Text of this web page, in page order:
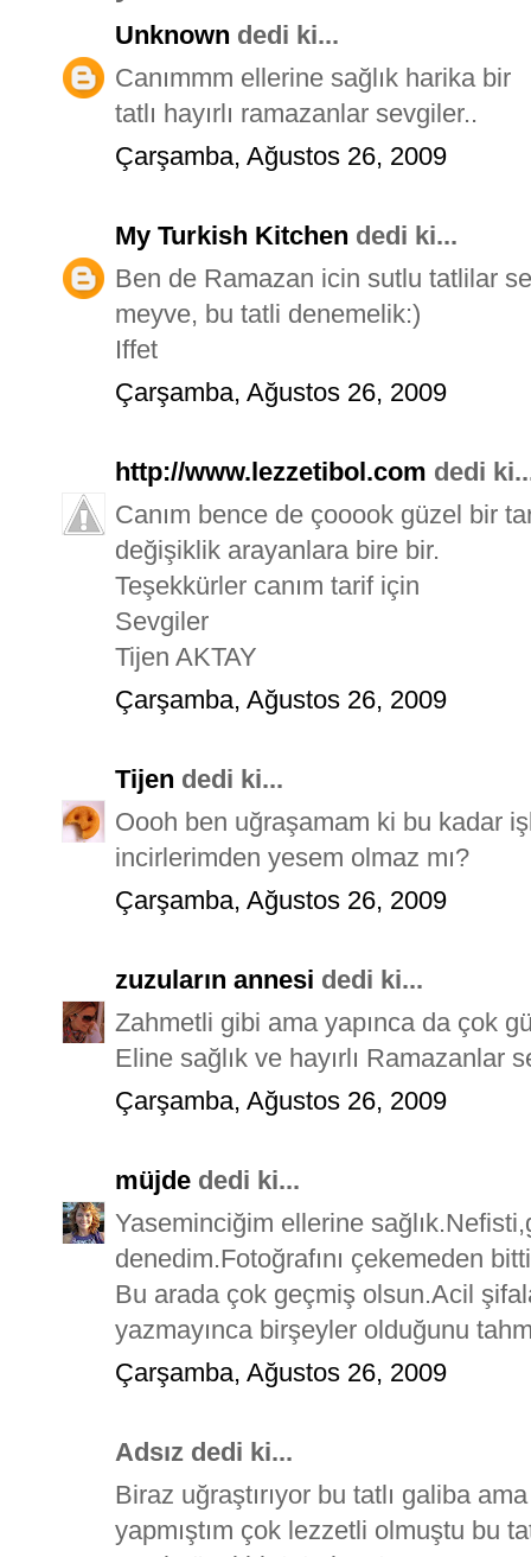
Unknown dedi ki...
Canımmm ellerine sağlık harika bir
tatlı hayırlı ramazanlar sevgiler..
Çarşamba, Ağustos 26, 2009
My Turkish Kitchen dedi ki...
Ben de Ramazan icin sutlu tatlilar
meyve, bu tatli denemelik:)
Iffet
Çarşamba, Ağustos 26, 2009
http://www.lezzetibol.com dedi
Canım bence de çooook güzel bir
değişiklik arayanlara bire bir.
Teşekkürler canım tarif için
Sevgiler
Tijen AKTAY
Çarşamba, Ağustos 26, 2009
Tijen dedi ki...
Oooh ben uğraşamam ki bu kadar
incirlerimden yesem olmaz mı?
Çarşamba, Ağustos 26, 2009
zuzuların annesi dedi ki...
Zahmetli gibi ama yapınca da çok
Eline sağlık ve hayırlı Ramazanlar
Çarşamba, Ağustos 26, 2009
müjde dedi ki...
Yaseminciğim ellerine
denedim.Fotoğrafını çekemeden
Bu arada çok geçmiş olsun.Acil
yazmayınca birşeyler olduğunu
Çarşamba, Ağustos 26, 2009
Adsız dedi ki...
Biraz uğraştırıyor bu tatlı galiba
yapmıştım çok lezzetli olmuştu bu